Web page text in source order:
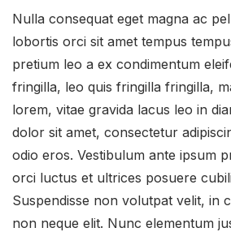
Nulla consequat eget magna ac
lobortis orci sit amet tempus
pretium leo a ex condimentum
fringilla, leo quis fringilla fringilla,
lorem, vitae gravida lacus leo in
dolor sit amet, consectetur
odio eros. Vestibulum ante ipsum
orci luctus et ultrices posuere
Suspendisse non volutpat velit, in
non neque elit. Nunc elementum